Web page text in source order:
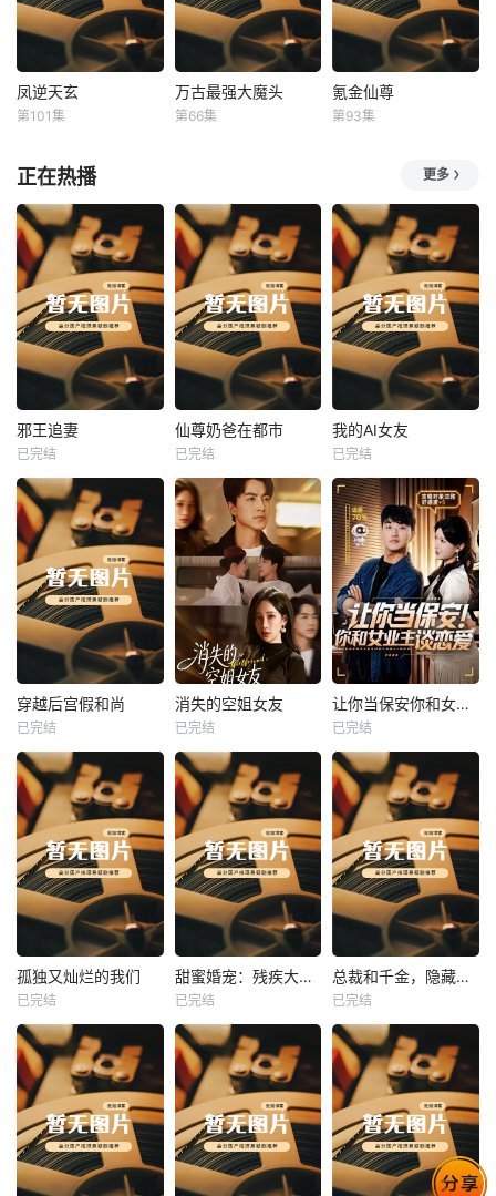
凤逆天玄
凤逆天玄
第101集
万古最强大魔头
万古最强大魔头
第66集
氪金仙尊
氪金仙尊
第93集
正在热播 更多
热播
邪王追妻
未知
邪王追妻
已完结
热播
未知
仙尊奶爸在都市
已完结
热播
我的AI女友
未知
我的AI女友
已完结
热播
未知
穿越后宫假和尚
已完结
热播
未知
消失的空姐女友
已完结
热播
未知
让你当保安你和女业主谈恋爱
已完结
热播
未知
孤独又灿烂的我们
已完结
热播
未知
甜蜜婚宠：残疾大佬夜夜撩
已完结
热播
未知
总裁和千金，隐藏身份闪婚了
已完结